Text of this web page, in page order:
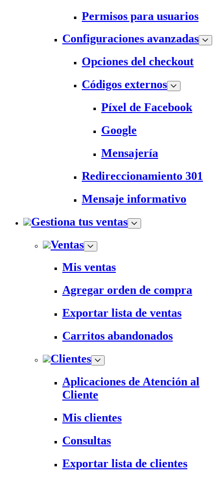
Permisos para usuarios
Configuraciones avanzadas
Opciones del checkout
Códigos externos
Píxel de Facebook
Google
Mensajería
Redireccionamiento 301
Mensaje informativo
Gestiona tus ventas
Ventas
Mis ventas
Agregar orden de compra
Exportar lista de ventas
Carritos abandonados
Clientes
Aplicaciones de Atención al
Cliente
Mis clientes
Consultas
Exportar lista de clientes